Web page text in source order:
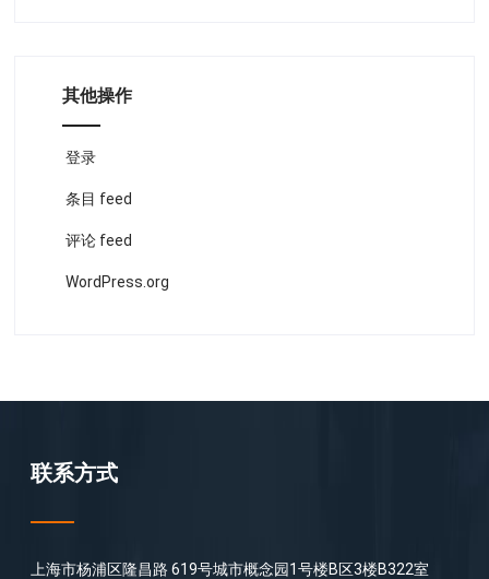
其他操作
登录
条目 feed
评论 feed
WordPress.org
联系方式
上海市杨浦区隆昌路 619号城市概念园1号楼B区3楼B322室